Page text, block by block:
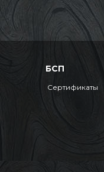
БСП
Сертификаты